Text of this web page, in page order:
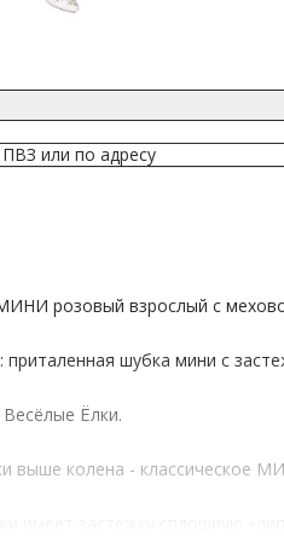
или по адресу
розовый взрослый с
шубка мини с
Весёлые Ёлки.
выше колена - классическое